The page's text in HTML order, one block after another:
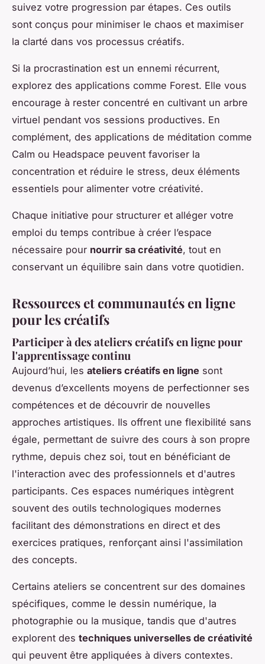
suivez votre progression par étapes. Ces outils
sont conçus pour minimiser le chaos et maximiser
la clarté dans vos processus créatifs.
Si la procrastination est un ennemi récurrent,
explorez des applications comme Forest. Elle vous
encourage à rester concentré en cultivant un arbre
virtuel pendant vos sessions productives. En
complément, des applications de méditation comme
Calm ou Headspace peuvent favoriser la
concentration et réduire le stress, deux éléments
essentiels pour alimenter votre créativité.
Chaque initiative pour structurer et alléger votre
emploi du temps contribue à créer l’espace
nécessaire pour nourrir sa créativité, tout en
conservant un équilibre sain dans votre quotidien.
Ressources et communautés en ligne
pour les créatifs
Participer à des ateliers créatifs en ligne pour
l'apprentissage continu
Aujourd’hui, les ateliers créatifs en ligne sont
devenus d’excellents moyens de perfectionner ses
compétences et de découvrir de nouvelles
approches artistiques. Ils offrent une flexibilité sans
égale, permettant de suivre des cours à son propre
rythme, depuis chez soi, tout en bénéficiant de
l'interaction avec des professionnels et d'autres
participants. Ces espaces numériques intègrent
souvent des outils technologiques modernes
facilitant des démonstrations en direct et des
exercices pratiques, renforçant ainsi l'assimilation
des concepts.
Certains ateliers se concentrent sur des domaines
spécifiques, comme le dessin numérique, la
photographie ou la musique, tandis que d'autres
explorent des techniques universelles de créativité
qui peuvent être appliquées à divers contextes.